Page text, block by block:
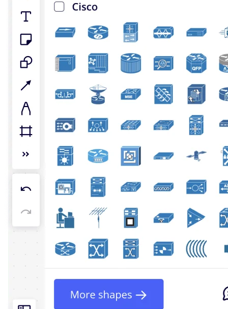
Workshops
Mindmaps
Concept Maps
Spezialisiert
Erstellen von Roadmaps
Prozessabbildung
Technisches Design & Dokumentation
Prototypen & Wireframes
Abbildung der Customer Journey
Miro Design Workshops
Miro Planning & Delivery
Organisationsdesign
Lösungen
Nach Geschäftssegment
Große Unternehmen
KMU
Startups
Digitales
Professionelle Dienstleistungen
Fertigung
Einzelhandel
Finanzdienstleistungen
Pharmaindustrie & Life Science
Softwareentwicklung
Produktleitung & Product Ops